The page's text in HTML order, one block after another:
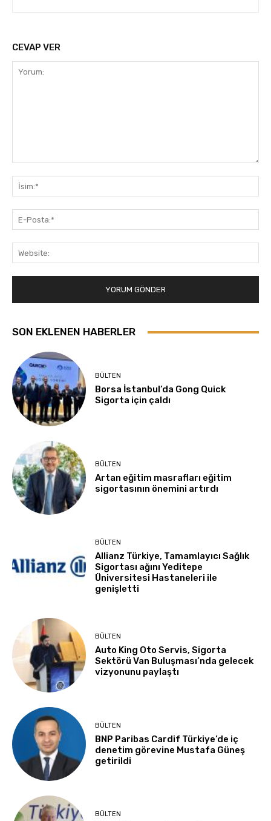
CEVAP VER
SON EKLENEN HABERLER
BÜLTEN
Borsa İstanbul’da Gong Quick
Sigorta için çaldı
BÜLTEN
Artan eğitim masrafları eğitim
sigortasının önemini artırdı
BÜLTEN
Allianz Türkiye, Tamamlayıcı Sağlık
Sigortası ağını Yeditepe
Üniversitesi Hastaneleri ile
genişletti
BÜLTEN
Auto King Oto Servis, Sigorta
Sektörü Van Buluşması’nda gelecek
vizyonunu paylaştı
BÜLTEN
BNP Paribas Cardif Türkiye’de iç
denetim görevine Mustafa Güneş
getirildi
BÜLTEN